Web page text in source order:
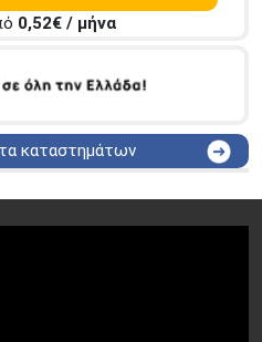
0,52€ / μήνα
καταστημάτων